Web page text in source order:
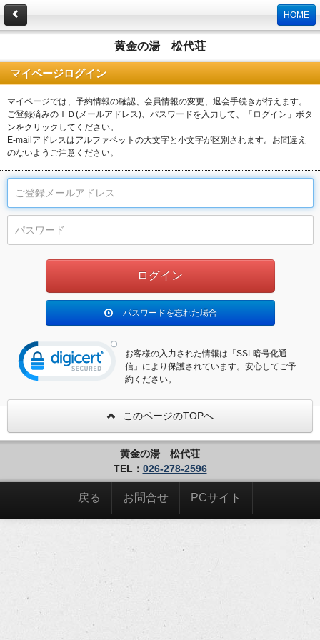
HOME
黄金の湯 松代荘
マイページログイン
マイページでは、予約情報の確認、会員情報の変更、退会手続きが行えます。
ご登録済みのＩＤ(メールアドレス)、パスワードを入力して、「ログイン」ボタ
ンをクリックしてください。
E-mailアドレスはアルファベットの大文字と小文字が区別されます。お間違え
のないようご注意ください。
パスワードを忘れた場合
お客様の入力された情報は「SSL暗号化通
信」により保護されています。安心してご予
約ください。
このページのTOPへ
黄金の湯 松代荘
TEL： 026-278-2596
戻る お問合せ PCサイト